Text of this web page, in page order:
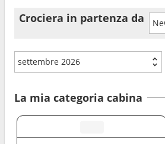
Crociera in partenza da
settembre 2026
La mia categoria cabina